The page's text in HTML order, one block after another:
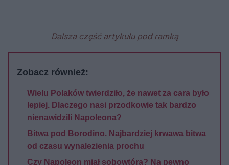
Dalsza część artykułu pod ramką
Zobacz również:
Wielu Polaków twierdziło, że nawet za cara było
lepiej. Dlaczego nasi przodkowie tak bardzo
nienawidzili Napoleona?
Bitwa pod Borodino. Najbardziej krwawa bitwa
od czasu wynalezienia prochu
Czy Napoleon miał sobowtóra? Na pewno